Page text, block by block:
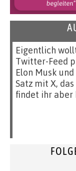
Eigentlich
Twitter-Feed
Elon Musk
Satz mit X,
findet ihr aber